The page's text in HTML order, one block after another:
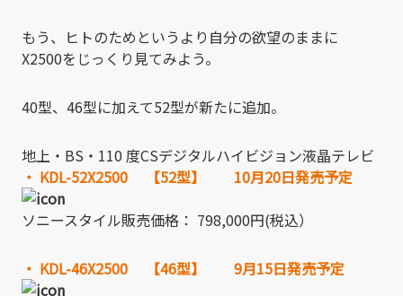
もう、ヒトのためというより自分の欲望のままに
X2500をじっくり見てみよう。
40型、46型に加えて52型が新たに追加。
地上・BS・110 度CSデジタルハイビジョン液晶テレビ
・ KDL-52X2500 【52型】 10月20日発売予定
ソニースタイル販売価格： 798,000円(税込）
・ KDL-46X2500 【46型】 9月15日発売予定